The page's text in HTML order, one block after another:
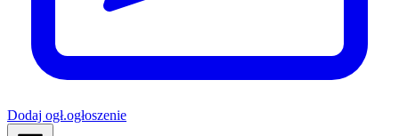
Dodaj ogł.ogłoszenie